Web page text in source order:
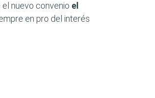
nuevo convenio el
en pro del interés